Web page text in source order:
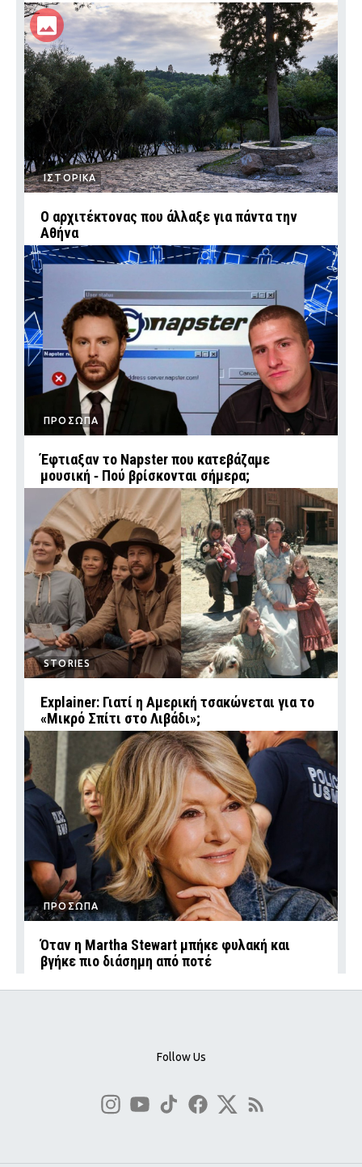
ΙΣΤΟΡΙΚΑ
Ο αρχιτέκτονας που άλλαξε για πάντα την
Αθήνα
ΠΡΟΣΩΠΑ
Έφτιαξαν το Napster που κατεβάζαμε
μουσική ‑ Πού βρίσκονται σήμερα;
STORIES
Explainer: Γιατί η Αμερική τσακώνεται για το
«Μικρό Σπίτι στο Λιβάδι»;
ΠΡΟΣΩΠΑ
Όταν η Martha Stewart μπήκε φυλακή και
βγήκε πιο διάσημη από ποτέ
Follow Us